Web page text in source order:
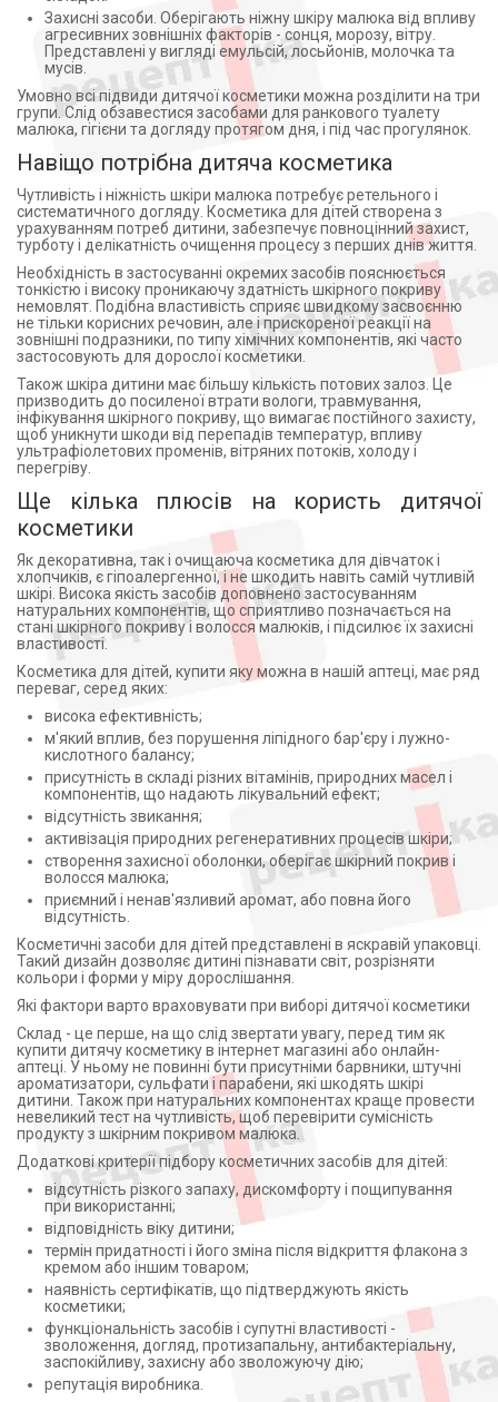
Захисні засоби. Оберігають ніжну шкіру малюка від впливу
агресивних зовнішніх факторів - сонця, морозу, вітру.
Представлені у вигляді емульсій, лосьйонів, молочка та
мусів.
Умовно всі підвиди дитячої косметики можна розділити на три
групи. Слід обзавестися засобами для ранкового туалету
малюка, гігієни та догляду протягом дня, і під час прогулянок.
Навіщо потрібна дитяча косметика
Чутливість і ніжність шкіри малюка потребує ретельного і
систематичного догляду. Косметика для дітей створена з
урахуванням потреб дитини, забезпечує повноцінний захист,
турботу і делікатність очищення процесу з перших днів життя.
Необхідність в застосуванні окремих засобів пояснюється
тонкістю і високу проникаючу здатність шкірного покриву
немовлят. Подібна властивість сприяє швидкому засвоєнню
не тільки корисних речовин, але і прискореної реакції на
зовнішні подразники, по типу хімічних компонентів, які часто
застосовують для дорослої косметики.
Також шкіра дитини має більшу кількість потових залоз. Це
призводить до посиленої втрати вологи, травмування,
інфікування шкірного покриву, що вимагає постійного захисту,
щоб уникнути шкоди від перепадів температур, впливу
ультрафіолетових променів, вітряних потоків, холоду і
перегріву.
Ще кілька плюсів на користь дитячої
косметики
Як декоративна, так і очищаюча косметика для дівчаток і
хлопчиків, є гіпоалергенної, і не шкодить навіть самій чутливій
шкірі. Висока якість засобів доповнено застосуванням
натуральних компонентів, що сприятливо позначається на
стані шкірного покриву і волосся малюків, і підсилює їх захисні
властивості.
Косметика для дітей, купити яку можна в нашій аптеці, має ряд
переваг, серед яких:
висока ефективність;
м'який вплив, без порушення ліпідного бар'єру і лужно-
кислотного балансу;
присутність в складі різних вітамінів, природних масел і
компонентів, що надають лікувальний ефект;
відсутність звикання;
активізація природних регенеративних процесів шкіри;
створення захисної оболонки, оберігає шкірний покрив і
волосся малюка;
приємний і ненав'язливий аромат, або повна його
відсутність.
Косметичні засоби для дітей представлені в яскравій упаковці.
Такий дизайн дозволяє дитині пізнавати світ, розрізняти
кольори і форми у міру дорослішання.
Які фактори варто враховувати при виборі дитячої косметики
Склад - це перше, на що слід звертати увагу, перед тим як
купити дитячу косметику в інтернет магазині або онлайн-
аптеці. У ньому не повинні бути присутніми барвники, штучні
ароматизатори, сульфати і парабени, які шкодять шкірі
дитини. Також при натуральних компонентах краще провести
невеликий тест на чутливість, щоб перевірити сумісність
продукту з шкірним покривом малюка.
Додаткові критерії підбору косметичних засобів для дітей:
відсутність різкого запаху, дискомфорту і пощипування
при використанні;
відповідність віку дитини;
термін придатності і його зміна після відкриття флакона з
кремом або іншим товаром;
наявність сертифікатів, що підтверджують якість
косметики;
функціональність засобів і супутні властивості -
зволоження, догляд, протизапальну, антибактеріальну,
заспокійливу, захисну або зволожуючу дію;
репутація виробника.